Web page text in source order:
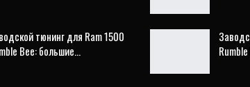
тюнинг для Ram 1500
Bee: большие…